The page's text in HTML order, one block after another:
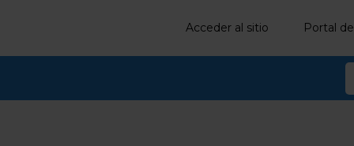
Acceder al sitio Portal